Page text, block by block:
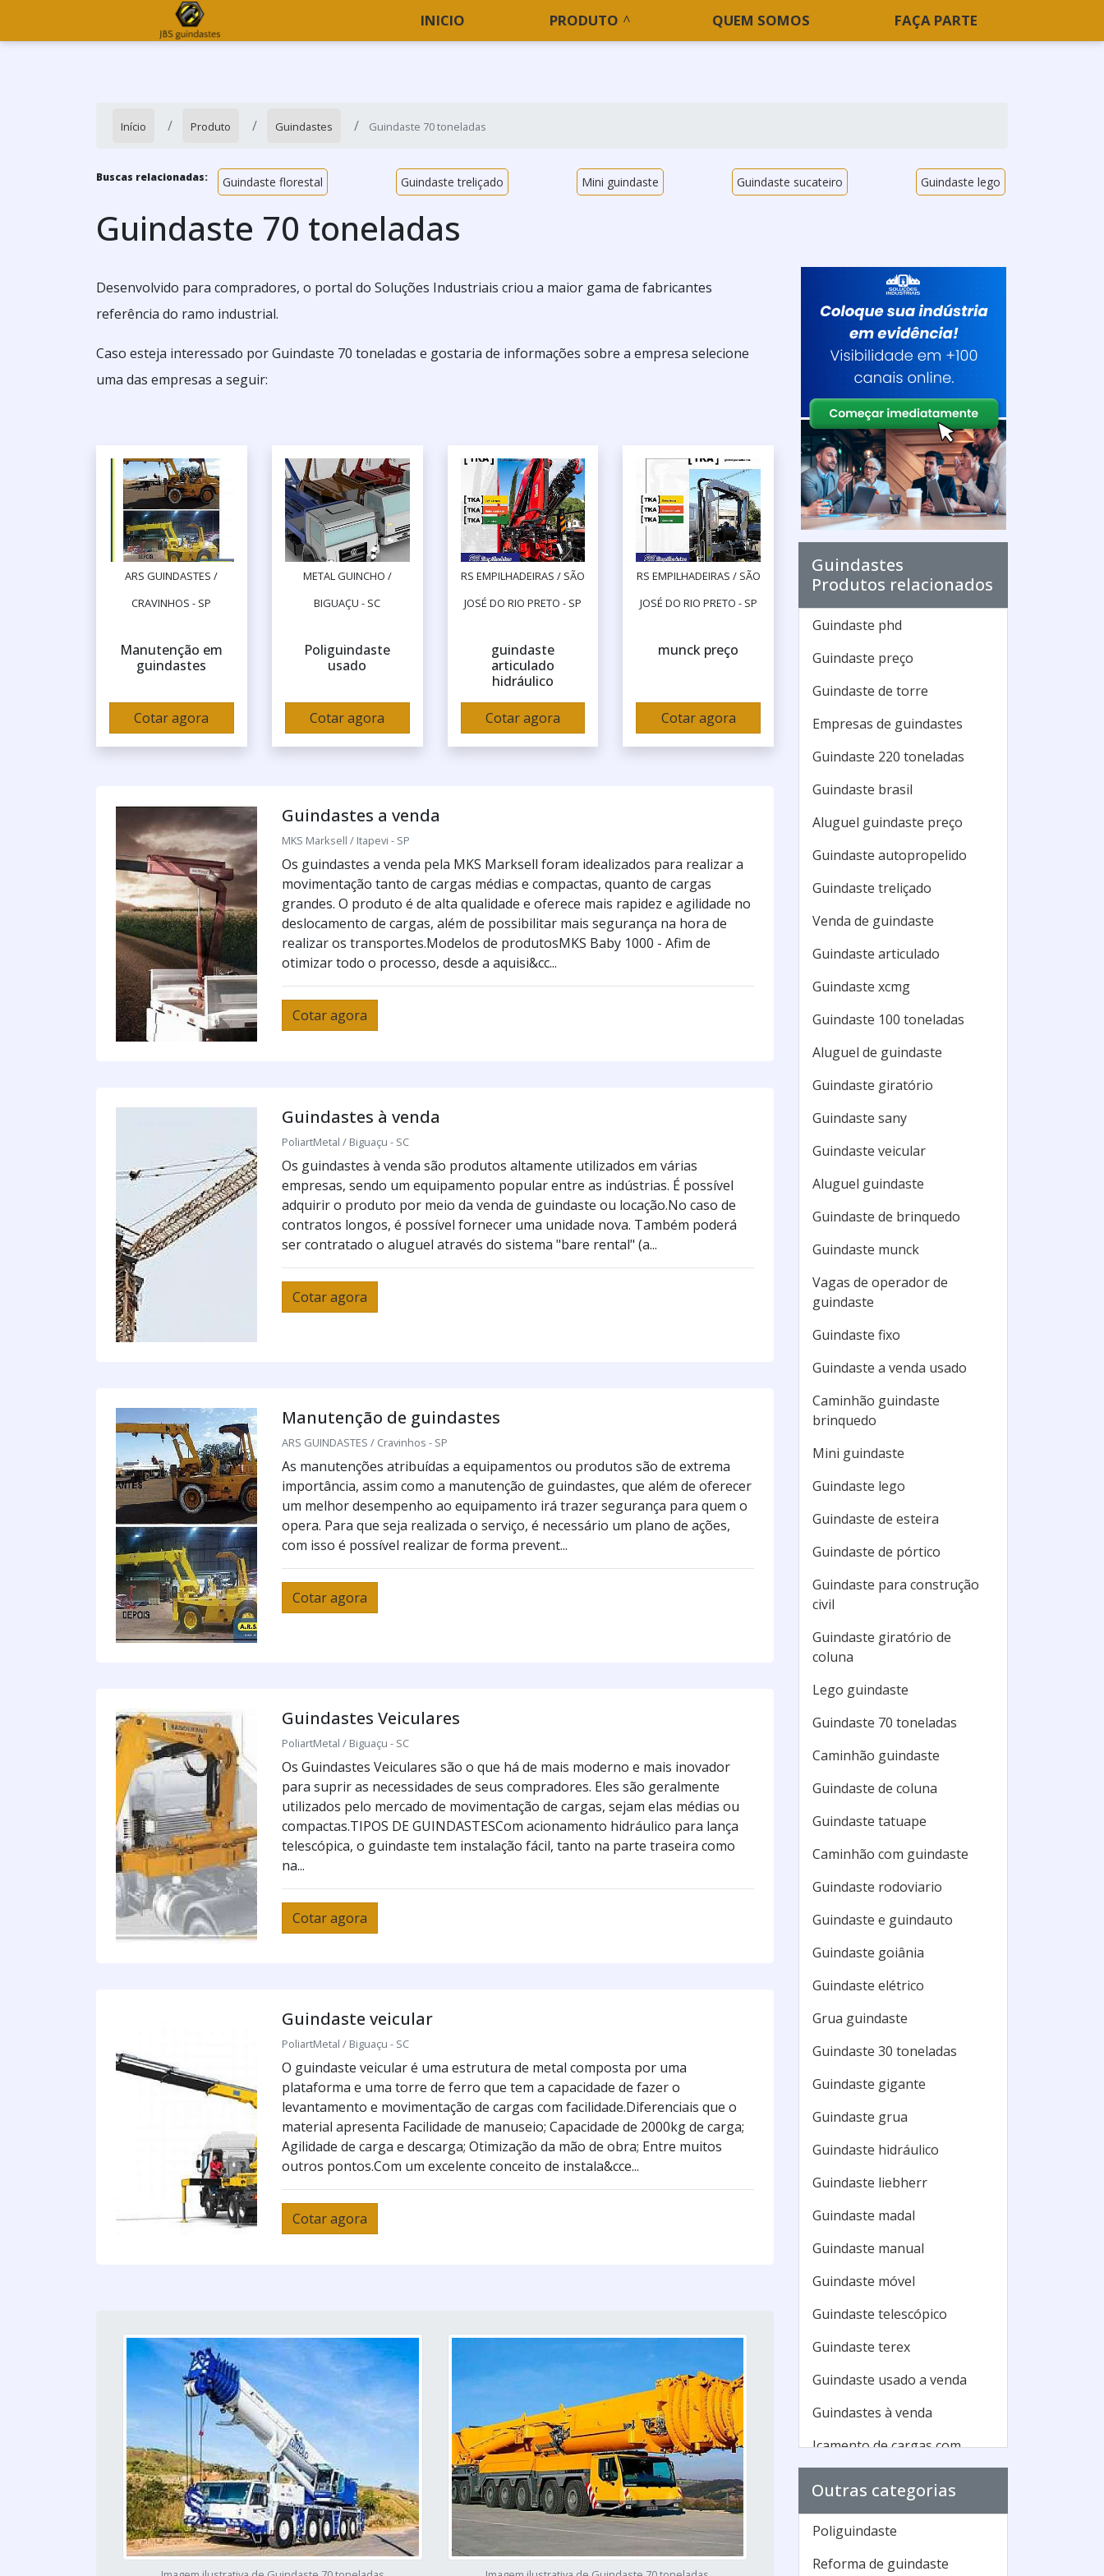
INICIO PRODUTO QUEM SOMOS FAÇA PARTE
Início Produto Guindastes Guindaste 70 toneladas
Buscas relacionadas: Guindaste florestal Guindaste treliçado Mini guindaste Guindaste sucateiro Guindaste lego
Guindaste 70 toneladas
Desenvolvido para compradores, o portal do Soluções Industriais criou a maior gama de fabricantes
referência do ramo industrial.
Caso esteja interessado por Guindaste 70 toneladas e gostaria de informações sobre a empresa selecione
uma das empresas a seguir:
ARS GUINDASTES /
CRAVINHOS - SP
Manutenção em
guindastes
Cotar agora
METAL GUINCHO /
BIGUAÇU - SC
Poliguindaste
usado
Cotar agora
RS EMPILHADEIRAS / SÃO
JOSÉ DO RIO PRETO - SP
guindaste
articulado
hidráulico
Cotar agora
RS EMPILHADEIRAS / SÃO
JOSÉ DO RIO PRETO - SP
munck preço
Cotar agora
Guindastes a venda
MKS Marksell / Itapevi - SP
Os guindastes a venda pela MKS Marksell foram idealizados para realizar a
movimentação tanto de cargas médias e compactas, quanto de cargas
grandes. O produto é de alta qualidade e oferece mais rapidez e agilidade no
deslocamento de cargas, além de possibilitar mais segurança na hora de
realizar os transportes.Modelos de produtosMKS Baby 1000 - Afim de
otimizar todo o processo, desde a aquisi&cc...
Cotar agora
Guindastes à venda
PoliartMetal / Biguaçu - SC
Os guindastes à venda são produtos altamente utilizados em várias
empresas, sendo um equipamento popular entre as indústrias. É possível
adquirir o produto por meio da venda de guindaste ou locação.No caso de
contratos longos, é possível fornecer uma unidade nova. Também poderá
ser contratado o aluguel através do sistema "bare rental" (a...
Cotar agora
Manutenção de guindastes
ARS GUINDASTES / Cravinhos - SP
As manutenções atribuídas a equipamentos ou produtos são de extrema
importância, assim como a manutenção de guindastes, que além de oferecer
um melhor desempenho ao equipamento irá trazer segurança para quem o
opera. Para que seja realizada o serviço, é necessário um plano de ações,
com isso é possível realizar de forma prevent...
Cotar agora
Guindastes Veiculares
PoliartMetal / Biguaçu - SC
Os Guindastes Veiculares são o que há de mais moderno e mais inovador
para suprir as necessidades de seus compradores. Eles são geralmente
utilizados pelo mercado de movimentação de cargas, sejam elas médias ou
compactas.TIPOS DE GUINDASTESCom acionamento hidráulico para lança
telescópica, o guindaste tem instalação fácil, tanto na parte traseira como
na...
Cotar agora
Guindaste veicular
PoliartMetal / Biguaçu - SC
O guindaste veicular é uma estrutura de metal composta por uma
plataforma e uma torre de ferro que tem a capacidade de fazer o
levantamento e movimentação de cargas com facilidade.Diferenciais que o
material apresenta Facilidade de manuseio; Capacidade de 2000kg de carga;
Agilidade de carga e descarga; Otimização da mão de obra; Entre muitos
outros pontos.Com um excelente conceito de instala&cce...
Cotar agora
Guindastes
Produtos relacionados
Guindaste phd
Guindaste preço
Guindaste de torre
Empresas de guindastes
Guindaste 220 toneladas
Guindaste brasil
Aluguel guindaste preço
Guindaste autopropelido
Guindaste treliçado
Venda de guindaste
Guindaste articulado
Guindaste xcmg
Guindaste 100 toneladas
Aluguel de guindaste
Guindaste giratório
Guindaste sany
Guindaste veicular
Aluguel guindaste
Guindaste de brinquedo
Guindaste munck
Vagas de operador de
guindaste
Guindaste fixo
Guindaste a venda usado
Caminhão guindaste
brinquedo
Mini guindaste
Guindaste lego
Guindaste de esteira
Guindaste de pórtico
Guindaste para construção
civil
Guindaste giratório de
coluna
Lego guindaste
Guindaste 70 toneladas
Caminhão guindaste
Guindaste de coluna
Guindaste tatuape
Caminhão com guindaste
Guindaste rodoviario
Guindaste e guindauto
Guindaste goiânia
Guindaste elétrico
Grua guindaste
Guindaste 30 toneladas
Guindaste gigante
Guindaste grua
Guindaste hidráulico
Guindaste liebherr
Guindaste madal
Guindaste manual
Guindaste móvel
Guindaste telescópico
Guindaste terex
Guindaste usado a venda
Guindastes à venda
Içamento de cargas com
guindaste
Maior guindaste do mundo
Munck guindaste
Tipos de guindaste
Outras categorias
Poliguindaste
Reforma de guindaste